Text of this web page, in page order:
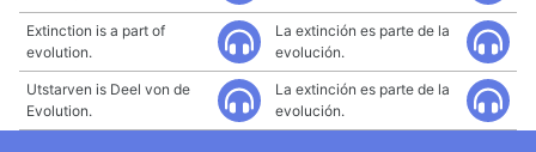
Extinction is a part of
evolution.
La extinción es parte de la
evolución.
Utstarven is Deel von de
Evolution.
La extinción es parte de la
evolución.